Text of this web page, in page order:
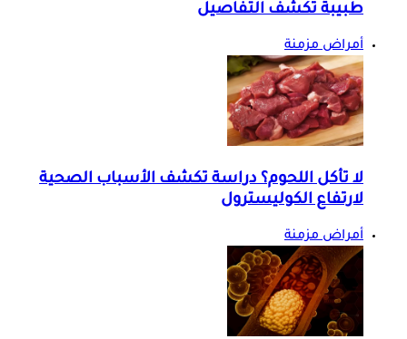
طبيبة تكشف التفاصيل
أمراض مزمنة
لا تأكل اللحوم؟ دراسة تكشف الأسباب الصحية
لارتفاع الكوليسترول
أمراض مزمنة